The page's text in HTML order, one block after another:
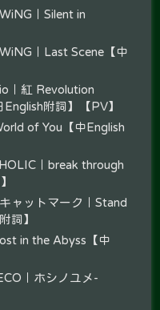
｜Silent in
｜Last Scene【中
｜紅 Revolution
附詞】【PV】
of You【中English
｜break through
ャットマーク｜Stand
詞】
in the Abyss【中
｜ホシノユメ-